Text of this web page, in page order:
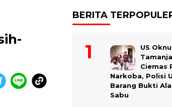
BERITA
US
Ciemas
Narkoba, Polisi
Barang Bukti
Sabu